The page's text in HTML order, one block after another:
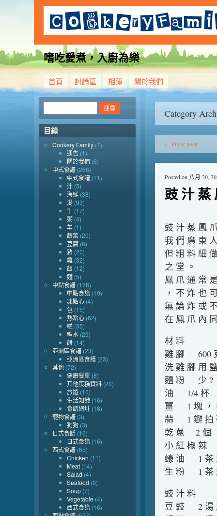
嗜吃愛煮，入廚為樂
首頁 討論區 相簿 關於我們
Category
← Older posts
豉 汁 蒸
Posted on 八月 20,
豉 汁 蒸 鳳
我 們 廣 東
但 粗 料 細
之 堂 。
鳳 爪 通 常
， 不 炸 也
無 論 炸 或
在 鳳 爪 內
材 料
雞 腳 600
洗 雞 腳 用
麵 粉 少 ?
油 1/4 杯
薑 1 塊 ，
蒜 1 瓣 拍
乾 蔥 2 個
小 紅 椒 辣
蠔 油 1 茶
生 粉 1 茶
豉 汁 料
豆 豉 2 湯
目錄
Cookery Family (7)
通告 (1)
關於我們 (6)
中式食譜 (266)
中式食譜 (11)
汁 (5)
海鮮 (38)
湯 (93)
牛 (17)
粥 (4)
羊 (1)
蔬菜 (20)
豆腐 (8)
豬 (20)
雞 (32)
飯 (12)
麵 (5)
中點食譜 (178)
中點食譜 (19)
凍點心 (4)
包 (15)
熱點心 (62)
糕 (35)
糖水 (29)
餅 (14)
亞洲區食譜 (23)
亞洲區食譜 (23)
其他 (72)
健康餐單 (8)
其他蛋糕資料 (20)
旅遊 (10)
生活知識 (16)
食譜網址 (18)
寵物食譜 (3)
狗狗 (3)
日式食譜 (16)
日式食譜 (16)
西式食譜 (65)
Chicken (11)
Meat (14)
Salad (4)
Seafood (9)
Soup (7)
Vegetable (4)
西式食譜 (16)